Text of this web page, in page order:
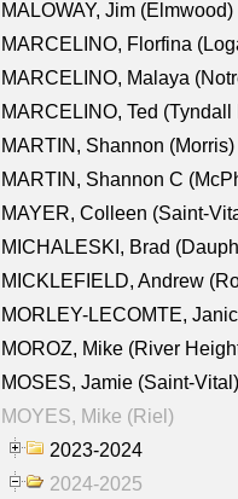
MALOWAY, Jim (Elmwood)
MARCELINO, Florfina
MARCELINO, Malaya
MARCELINO, Ted (Tyndall
MARTIN, Shannon (Morris)
MARTIN, Shannon C
MAYER, Colleen (Saint-
MICHALESKI, Brad
MICKLEFIELD, Andrew
MORLEY-LECOMTE,
MOROZ, Mike (River
MOSES, Jamie (Saint-Vital)
MOYES, Mike (Riel)
2023-2024
2024-2025